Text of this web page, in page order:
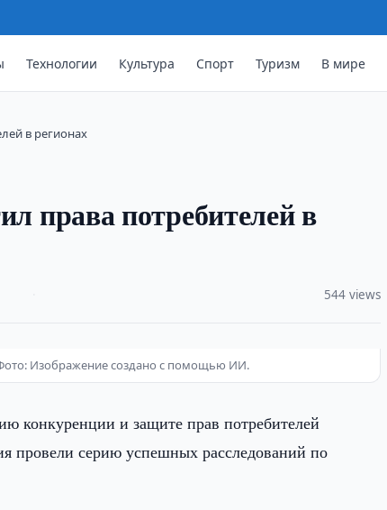
Технологии Культура Спорт Туризм В мире
в регионах
права потребителей в
544 views
Изображение создано с помощью ИИ.
конкуренции и защите прав потребителей
провели серию успешных расследований по